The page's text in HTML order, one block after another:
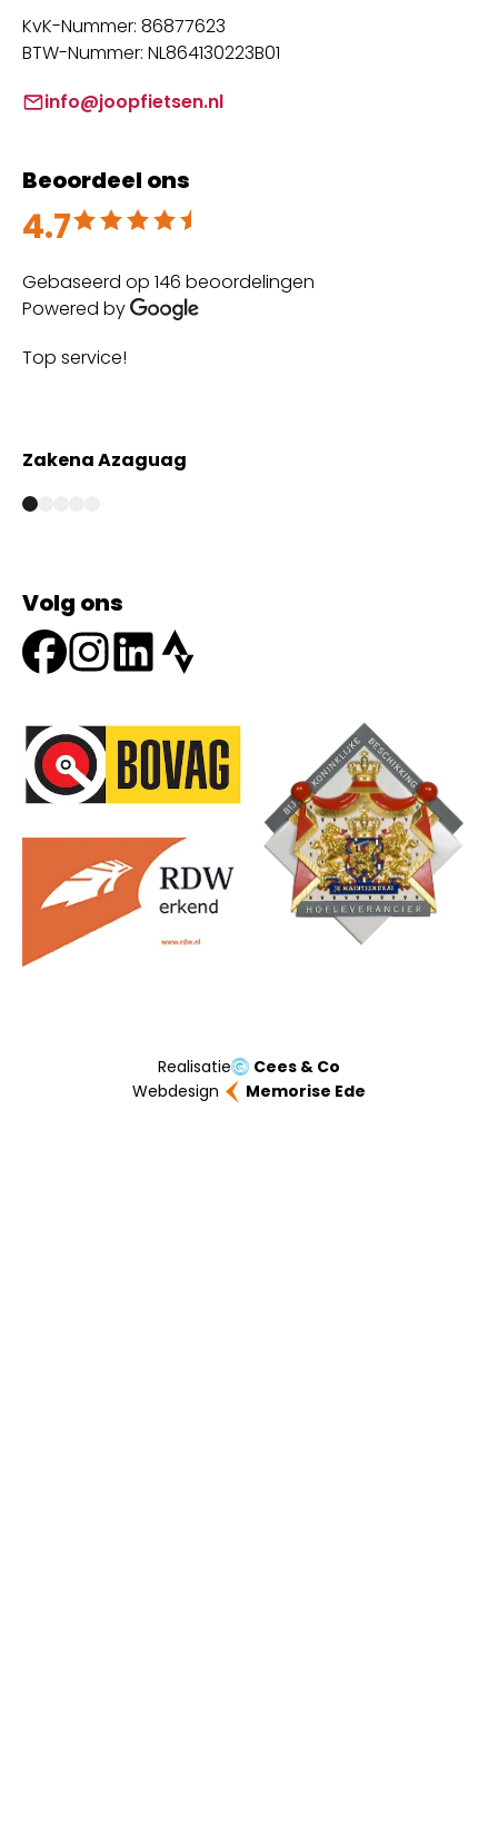
KvK-Nummer: 86877623
BTW-Nummer: NL864130223B01
info@joopfietsen.nl
Beoordeel ons
4.7
Beoordeeld met 4.7 uit 5
Gebaseerd op 146 beoordelingen
Powered by
Top service!
Zakena Azaguag
Volg ons
Realisatie
Cees & Co
Webdesign
Memorise Ede